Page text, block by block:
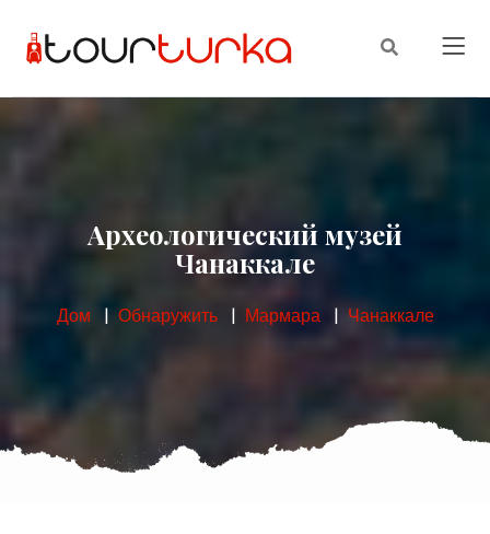
Археологический музей
Чанаккале
Дом Обнаружить Мармара Чанаккале